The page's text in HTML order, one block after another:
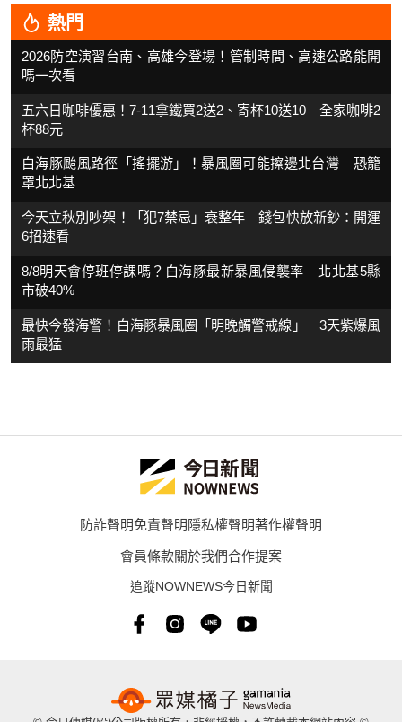
熱門
2026防空演習台南、高雄今登場！管制時間、高速公路能開
嗎一次看
五六日咖啡優惠！7-11拿鐵買2送2、寄杯10送10 全家咖啡2
杯88元
白海豚颱風路徑「搖擺游」！暴風圈可能擦邊北台灣 恐籠
罩北北基
今天立秋別吵架！「犯7禁忌」衰整年 錢包快放新鈔：開運
6招速看
8/8明天會停班停課嗎？白海豚最新暴風侵襲率 北北基5縣
市破40%
最快今發海警！白海豚暴風圈「明晚觸警戒線」 3天紫爆風
雨最猛
防詐聲明免責聲明隱私權聲明著作權聲明
會員條款關於我們合作提案
追蹤NOWNEWS今日新聞